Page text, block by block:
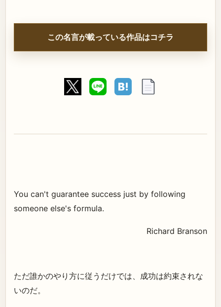
この名言が載っている作品はコチラ
You can't guarantee success just by following
someone else's formula.
Richard Branson
ただ誰かのやり方に従うだけでは、成功は約束されな
いのだ。